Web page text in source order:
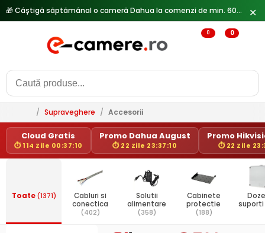
✕
0 0
/ Supraveghere / Accesorii
Cloud Gratis
⏱ 114 Zile 00:37:09
Promo Dahua August
⏱ 22 Zile 23:37:09
Promo
⏱ 22 Zile
Toate(1371)
Cabluri si
conectica
(402)
Solutii
alimentare
(358)
Cabinete
protectie
(188)
suporti